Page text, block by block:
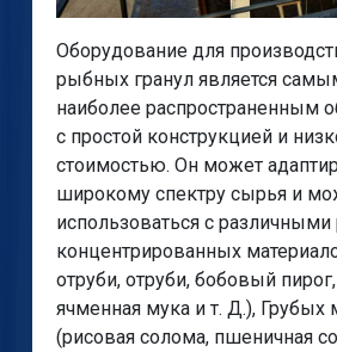
Оборудование для
рыбных гранул является
наиболее распространенным
с простой конструкцией и
стоимостью. Он может
широкому спектру сырья и
использоваться с
концентрированных
отруби, отруби, бобовый
ячменная мука и т. Д.), Грубых
(рисовая солома, пшеничная